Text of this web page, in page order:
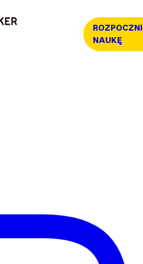
NAUKĘ